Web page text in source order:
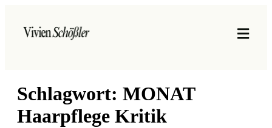
Schlagwort: MONAT
Haarpflege Kritik